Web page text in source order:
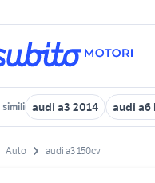
simili audi a3 2014 audi a6
Auto audi a3 150cv